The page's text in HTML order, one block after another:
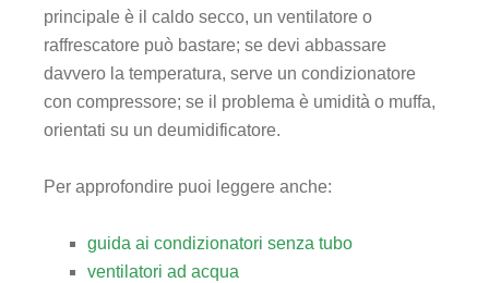
principale è il caldo secco, un ventilatore o
raffrescatore può bastare; se devi abbassare
davvero la temperatura, serve un condizionatore
con compressore; se il problema è umidità o muffa,
orientati su un deumidificatore.
Per approfondire puoi leggere anche:
guida ai condizionatori senza tubo
ventilatori ad acqua